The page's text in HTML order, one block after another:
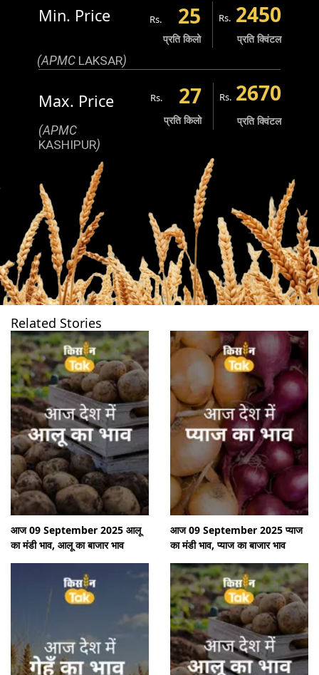
प्रति किलो
27
Rs.
प्रति क्विंटल
2670
Rs.
प्रति किलो
25
Rs.
प्रति क्विंटल
2450
Rs.
(APMC
KASHIPUR)
Max. Price
(APMC LAKSAR)
Min. Price
Related Stories
आज 09 September 2025 आलू
का मंडी भाव, आलू का बाजार भाव
आज 09 September 2025 प्याज
का मंडी भाव, प्याज का बाजार भाव